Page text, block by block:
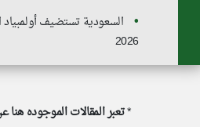
السعودية تستضيف أولمبياد
2026
*تعبر المقالات الموجوده هنا